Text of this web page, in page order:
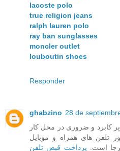
lacoste polo
true religion jeans
ralph lauren polo
ray ban sunglasses
moncler outlet
louboutin shoes
Responder
ghabzino 28 de
کابرد و ضروری در محل کار
تلفن های همراه و موبایل
است. پرداخت قبض تلفن